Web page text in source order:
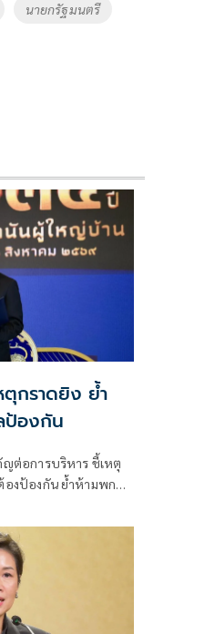
นายกรัฐมนตรี
กราดยิง ย้ำ
องกัน
ต่อการบริหาร ชี้เหตุ
งป้องกัน ย้ำห้ามพกปืน